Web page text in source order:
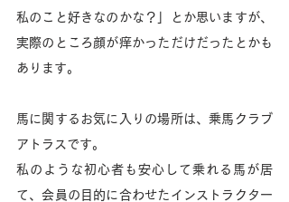
私のこと好きなのかな？」とか思いますが、
実際のところ顔が痒かっただけだったとかも
あります。
馬に関するお気に入りの場所は、乗馬クラブ
アトラスです。
私のような初心者も安心して乗れる馬が居
て、会員の目的に合わせたインストラクター